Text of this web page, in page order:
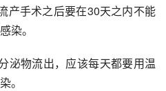
产手术之后要在30天之内不能
染。
泌物流出，应该每天都要用温
。